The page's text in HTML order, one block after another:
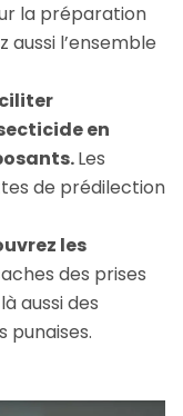
la préparation
aussi l’ensemble
en
Les
de prédilection
les
des prises
aussi des
punaises.